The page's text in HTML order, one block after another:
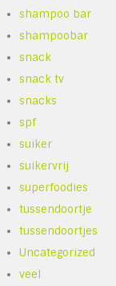
shampoo bar
shampoobar
snack
snack tv
snacks
spf
suiker
suikervrij
superfoodies
tussendoortje
tussendoortjes
Uncategorized
veel